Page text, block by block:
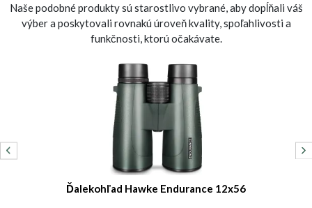
Naše podobné produkty sú starostlivo vybrané, aby dopĺňali váš
výber a poskytovali rovnakú úroveň kvality, spoľahlivosti a
funkčnosti, ktorú očakávate.
Ďalekohľad Hawke Endurance 12x56